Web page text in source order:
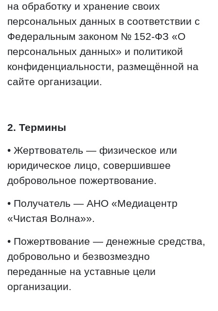
на обработку и хранение своих
персональных данных в соответствии с
Федеральным законом № 152-ФЗ «О
персональных данных» и политикой
конфиденциальности, размещённой на
сайте организации.
2. Термины
• Жертвователь — физическое или
юридическое лицо, совершившее
добровольное пожертвование.
• Получатель — АНО «Медиацентр
«Чистая Волна»».
• Пожертвование — денежные средства,
добровольно и безвозмездно
переданные на уставные цели
организации.